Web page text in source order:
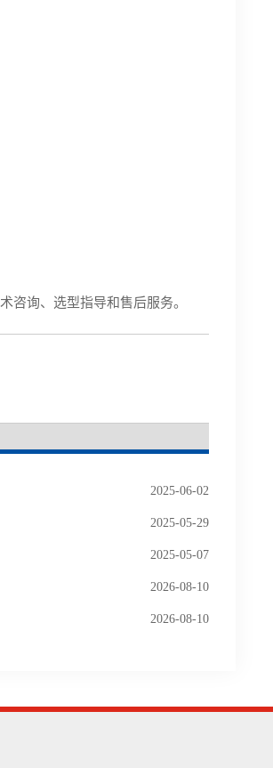
咨询、选型指导和售后服务。
2025-06-02
2025-05-29
2025-05-07
2026-08-10
2026-08-10